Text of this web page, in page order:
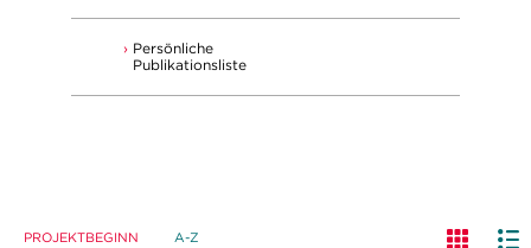
Persönliche
Publikationsliste
PROJEKTBEGINN A-Z